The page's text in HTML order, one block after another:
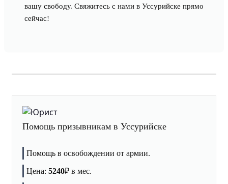
вашу свободу. Свяжитесь с нами в Уссурийске прямо
сейчас!
Помощь призывникам в Уссурийске
Помощь в освобождении от армии.
Цена: 5240₽ в мес.